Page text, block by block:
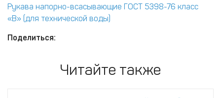
Рукава напорно-всасывающие ГОСТ 5398-76 класс
«В» (для технической воды)
Поделиться:
Читайте также